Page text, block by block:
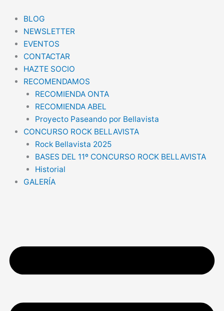
contenido
BLOG
NEWSLETTER
EVENTOS
CONTACTAR
HAZTE SOCIO
RECOMENDAMOS
RECOMIENDA ONTA
RECOMIENDA ABEL
Proyecto Paseando por Bellavista
CONCURSO ROCK BELLAVISTA
Rock Bellavista 2025
BASES DEL 11º CONCURSO ROCK BELLAVISTA
Historial
GALERÍA